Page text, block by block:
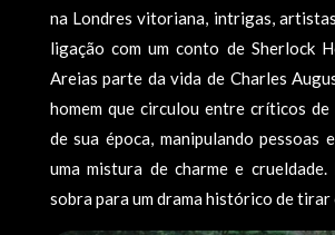
na Londres vitoriana, intrigas,
ligação com um conto de Sherlock
Areias parte da vida de Charles
homem que circulou entre críticos
de sua época, manipulando pessoas
uma mistura de charme e
sobra para um drama histórico de